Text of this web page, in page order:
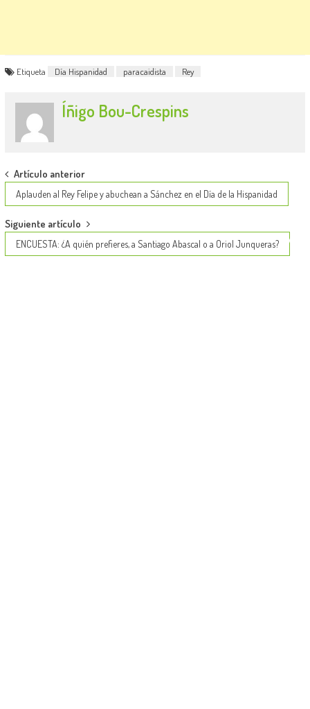
Etiqueta Día Hispanidad paracaidista Rey
Íñigo Bou-Crespins
Post
navigation
Artículo anterior
Aplauden al Rey Felipe y abuchean a Sánchez en el Día de la Hispanidad
Siguiente artículo
ENCUESTA: ¿A quién prefieres, a Santiago Abascal o a Oriol Junqueras?